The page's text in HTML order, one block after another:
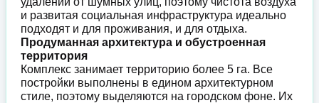
и развитая социальная инфраструктура идеально
подходят и для проживания, и для отдыха.
Продуманная архитектура и обустроенная
территория
Комплекс занимает территорию более 5 га. Все
постройки выполнены в едином архитектурном
стиле, поэтому выделяются на городском фоне. Их